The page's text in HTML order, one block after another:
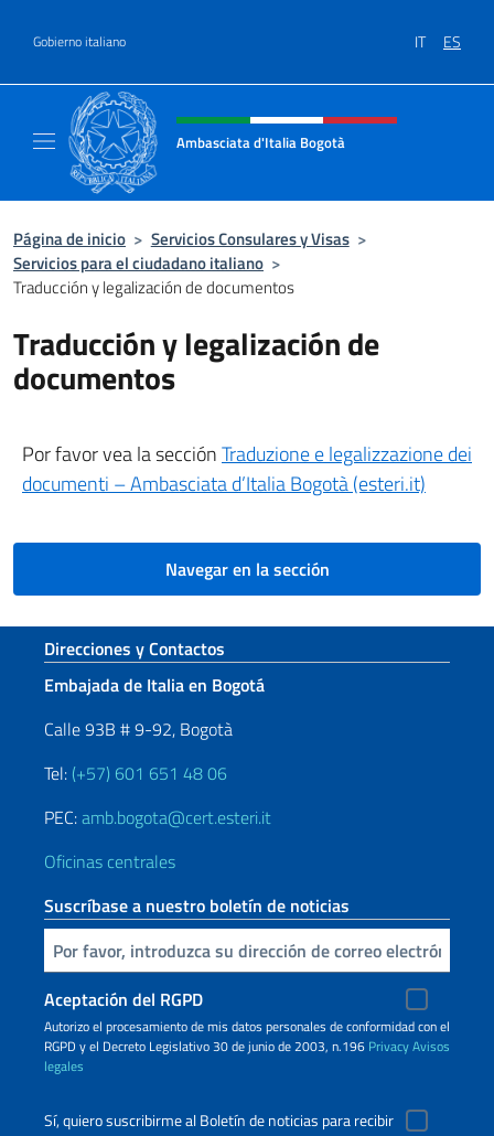
Gobierno italiano IT ES
Encabezado del sitio web,
Ambasciata d'Italia Bogotà
Página de inicio > Servicios Consulares y Visas >
Servicios para el ciudadano italiano >
Traducción y legalización de documentos
Traducción y legalización de
documentos
Por favor vea la secciónTraduzione e legalizzazione dei
documenti – Ambasciata d’Italia Bogotà (esteri.it)
Navegar en la sección
Sezione footer
Direcciones y Contactos
Embajada de Italia en Bogotá
Calle 93B # 9-92, Bogotà
Tel: (+57) 601 651 48 06
PEC:amb.bogota@cert.esteri.it
Oficinas centrales
Suscríbase a nuestro boletín de noticias
Inserta tu correo electronico
Aceptación del RGPD
Autorizo ​​el procesamiento de mis datos personales de conformidad con el
RGPD y el Decreto Legislativo 30 de junio de 2003, n.196 PrivacyAvisos
legales
Sí, quiero suscribirme al Boletín de noticias para recibir